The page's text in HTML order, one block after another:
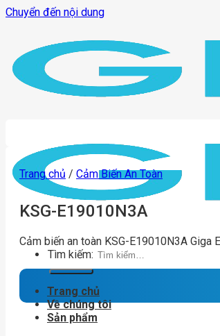
Chuyển đến nội dung
Tìm kiếm:
Trang chủ
Về chúng tôi
Sản phẩm
Trang chủ / Cảm Biến An Toàn
KSG-E19010N3A
Cảm biến an toàn KSG-E19010N3A